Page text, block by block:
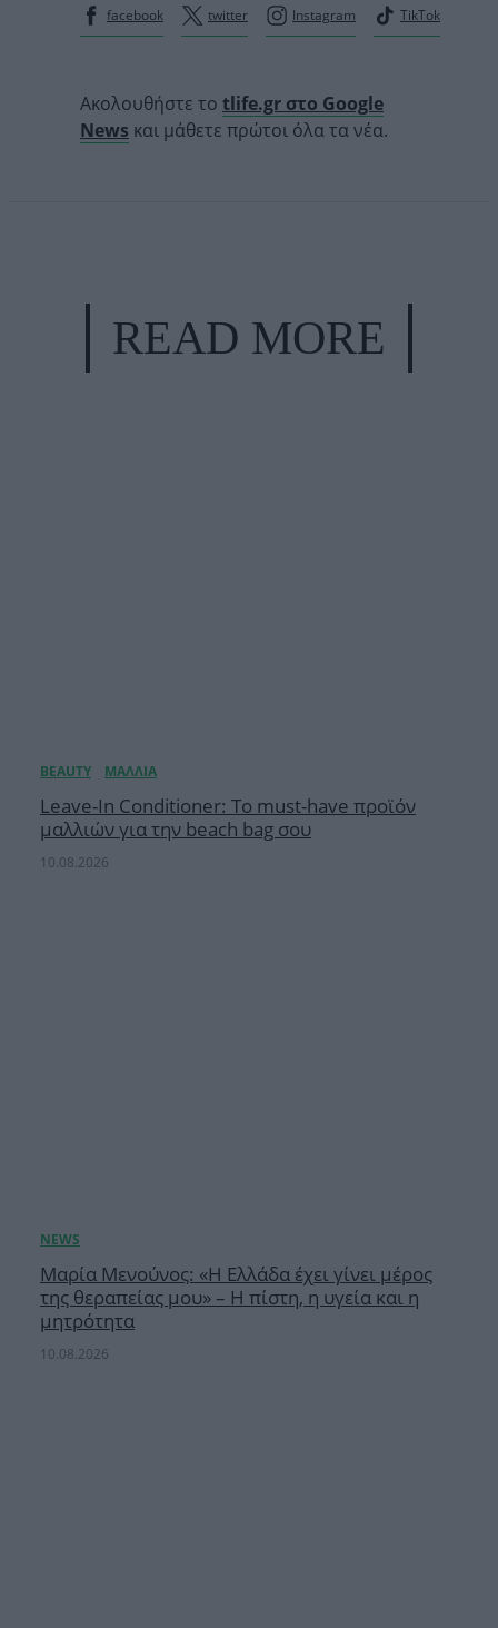
facebook twitter Instagram TikTok
Ακολουθήστε το tlife.gr στο Google
News και μάθετε πρώτοι όλα τα νέα.
READ MORE
Leave-In Conditioner: Το must-have προϊόν
μαλλιών για την beach bag σου
10.08.2026
Μαρία Μενούνος: «Η Ελλάδα έχει γίνει μέρος
της θεραπείας μου» – Η πίστη, η υγεία και η
μητρότητα
10.08.2026